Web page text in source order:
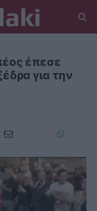
έπεσε
για την